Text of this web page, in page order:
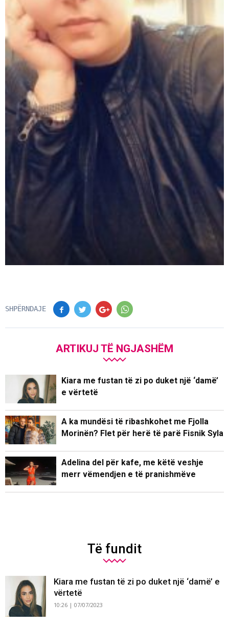
SHPËRNDAJE
ARTIKUJ TË NGJASHËM
Kiara me fustan të zi po duket një ‘damë’
e vërtetë
A ka mundësi të ribashkohet me Fjolla
Morinën? Flet për herë të parë Fisnik Syla
Adelina del për kafe, me këtë veshje
merr vëmendjen e të pranishmëve
Të fundit
Kiara me fustan të zi po duket një ‘damë’ e
vërtetë
10:26 | 07/07/2023